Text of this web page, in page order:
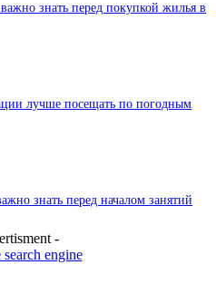
знать перед покупкой жилья в
лучше посещать по погодным
знать перед началом занятий
-